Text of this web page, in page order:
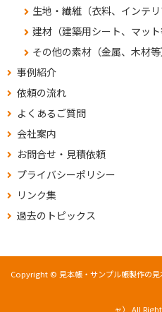
生地・繊維（衣料、インテリ
建材（建築用シート、マット
その他の素材（金属、木材等
事例紹介
依頼の流れ
よくあるご質問
会社案内
お問合せ・見積依頼
プライバシーポリシー
リンク集
過去のトピックス
Copyright © 見本帳・サンプル帳製作の
ャ） All